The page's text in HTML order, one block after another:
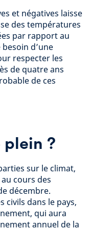
et négatives laisse
des températures
par rapport au
d’une
respecter les
de quatre ans
de ces
plein ?
sur le climat,
cours des
décembre.
civils dans le pays,
qui aura
annuel de la